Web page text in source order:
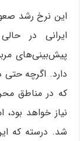
این نرخ رشد
ایرانی در
پیش‌بینی‌های
دارد. اگرچه
که در مناطق
نیاز خواهد
شد. درسته که